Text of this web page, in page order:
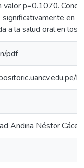
valor p=0.1070.
significativamente en
a la salud oral en los
pdf
Andina Néstor